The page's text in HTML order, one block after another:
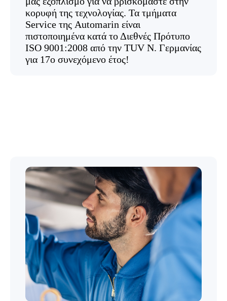
κορυφή της τεχνολογίας. Τα τμήματα
Service της Automarin είναι
πιστοποιημένα κατά το Διεθνές Πρότυπο
ISO 9001:2008 από την TUV Ν. Γερμανίας
για 17ο συνεχόμενο έτος!